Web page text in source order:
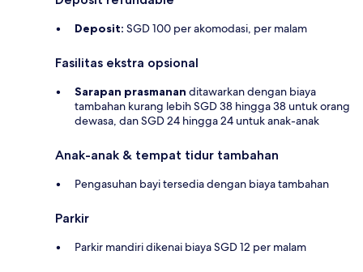
Deposit: SGD 100 per akomodasi, per malam
Fasilitas ekstra opsional
Sarapan prasmanan ditawarkan dengan biaya
tambahan kurang lebih SGD 38 hingga 38 untuk orang
dewasa, dan SGD 24 hingga 24 untuk anak-anak
Anak-anak & tempat tidur tambahan
Pengasuhan bayi tersedia dengan biaya tambahan
Parkir
Parkir mandiri dikenai biaya SGD 12 per malam